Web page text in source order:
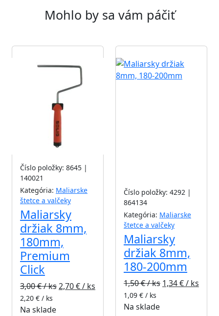
Mohlo by sa vám páčiť
Číslo položky: 8645 |
140021
Kategória: Maliarske
štetce a valčeky
Maliarsky
držiak 8mm,
180mm,
Premium
Click
3,00€ / ks2,70€ / ks
2,20 € / ks
Na sklade
Číslo položky: 4292 |
864134
Kategória: Maliarske
štetce a valčeky
Maliarsky
držiak 8mm,
180-200mm
1,50€ / ks 1,34€ / ks
1,09 € / ks
Na sklade